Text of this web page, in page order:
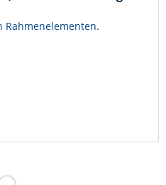
Rahmenelementen.